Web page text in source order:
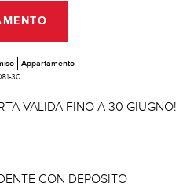
Appartamento
30
VALIDA FINO A 30 GIUGNO!
CON DEPOSITO